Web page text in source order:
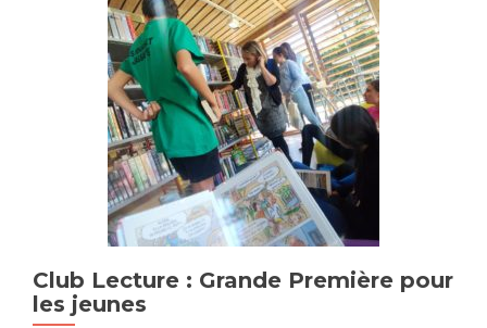
Club Lecture : Grande Première pour
les jeunes